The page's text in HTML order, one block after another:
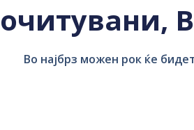
Во најбрз можен рок ќе